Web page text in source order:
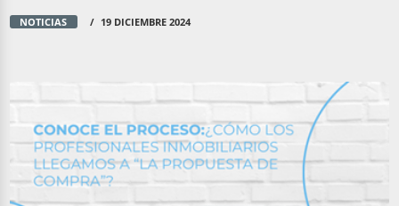
NOTICIAS 19 DICIEMBRE 2024